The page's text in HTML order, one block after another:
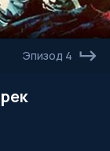
Эпизод 4